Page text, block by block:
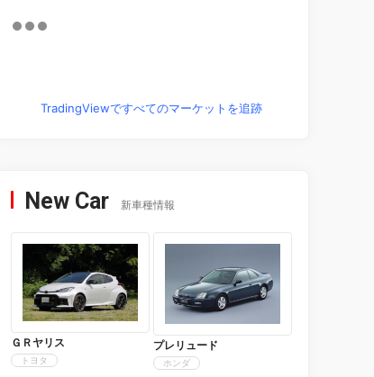
TradingViewですべてのマーケットを追跡
New Car 新車種情報
ＧＲヤリス
トヨタ
プレリュード
ホンダ